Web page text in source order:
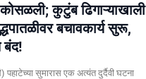
कुटुंब ढिगाऱ्याखाली
बचावकार्य सुरू,
बंद!
सुमारास एक अत्यंत दुर्दैवी घटना